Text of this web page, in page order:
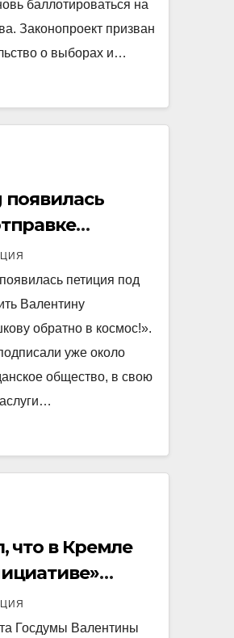
баллотироваться на
Законопроект призван
о выборах и…
появилась
в
петиция под
Валентину
обратно в космос!».
уже около
общество, в свою
что в Кремле
со
онлайн»
Госдумы Валентины